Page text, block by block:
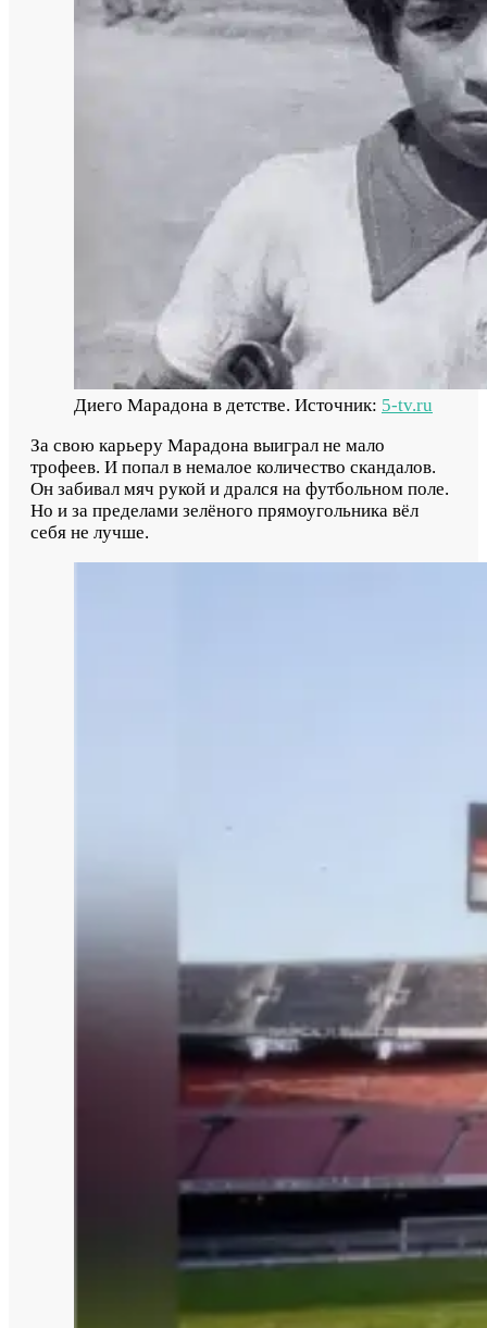
Диего Марадона в детстве. Источник: 5-tv.ru
За свою карьеру Марадона выиграл не мало
трофеев. И попал в немалое количество скандалов.
Он забивал мяч рукой и дрался на футбольном поле.
Но и за пределами зелёного прямоугольника вёл
себя не лучше.